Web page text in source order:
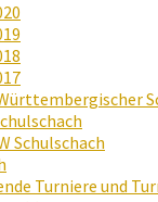
Schulschach
Turniere und